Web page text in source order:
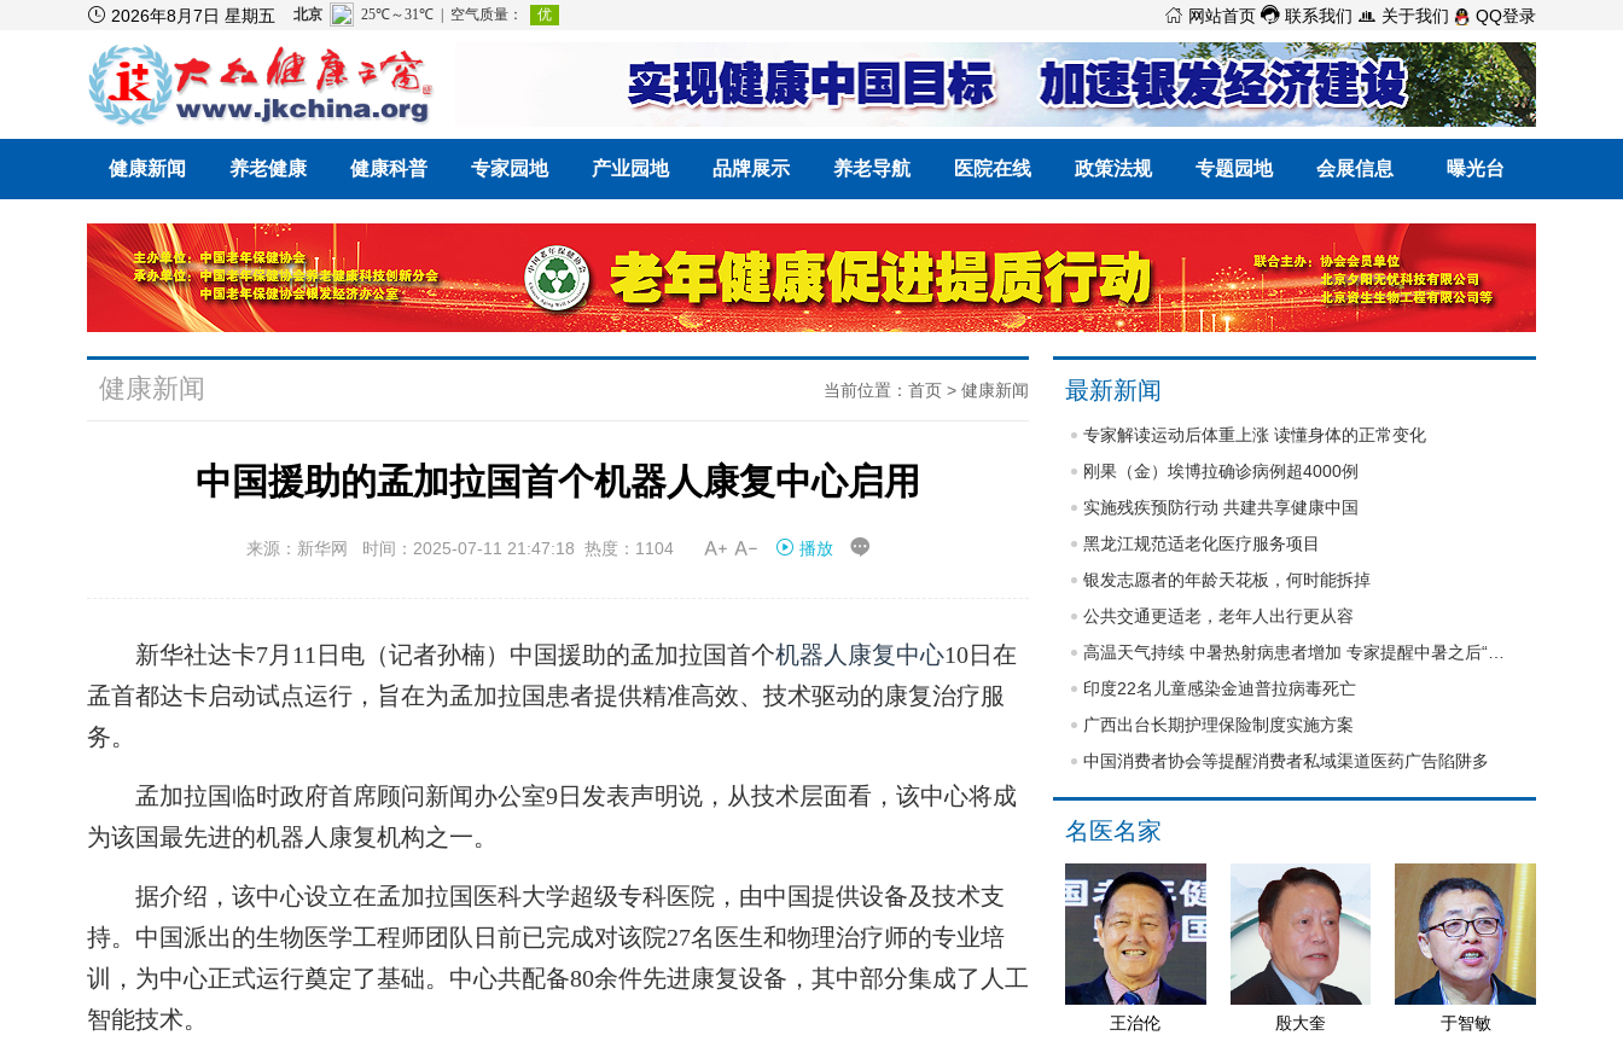
 2026年8月7日 星期五  网站首页  联系我们  关于我们 QQ登录
健康新闻 养老健康 健康科普 专家园地 产业园地 品牌展示 养老导航 医院在线 政策法规 专题园地 会展信息 曝光台
健康新闻 当前位置： 首页 > 健康新闻
中国援助的孟加拉国首个机器人康复中心启用
来源：新华网 时间：2025-07-11 21:47:18 热度：1104  播放 
新华社达卡7月11日电（记者孙楠）中国援助的孟加拉国首个机器人康复中心10日在
孟首都达卡启动试点运行，旨在为孟加拉国患者提供精准高效、技术驱动的康复治疗服
务。
孟加拉国临时政府首席顾问新闻办公室9日发表声明说，从技术层面看，该中心将成
为该国最先进的机器人康复机构之一。
据介绍，该中心设立在孟加拉国医科大学超级专科医院，由中国提供设备及技术支
持。中国派出的生物医学工程师团队日前已完成对该院27名医生和物理治疗师的专业培
训，为中心正式运行奠定了基础。中心共配备80余件先进康复设备，其中部分集成了人工
智能技术。
最新新闻
专家解读运动后体重上涨 读懂身体的正常变化
刚果（金）埃博拉确诊病例超4000例
实施残疾预防行动 共建共享健康中国
黑龙江规范适老化医疗服务项目
银发志愿者的年龄天花板，何时能拆掉
公共交通更适老，老年人出行更从容
印度22名儿童感染金迪普拉病毒死亡
广西出台长期护理保险制度实施方案
中国消费者协会等提醒消费者私域渠道医药广告陷阱多
名医名家
王治伦 殷大奎 于智敏